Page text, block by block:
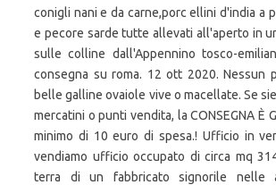
conigli nani e da carne,porc ellini d'india a
e pecore sarde tutte allevati all'aperto in
sulle colline dall'Appennino tosco-
consegna su roma. 12 ott 2020. Nessun
belle galline ovaiole vive o macellate. Se
mercatini o punti vendita, la CONSEGNA È
minimo di 10 euro di spesa.! Ufficio in
vendiamo ufficio occupato di circa mq
terra di un fabbricato signorile nelle